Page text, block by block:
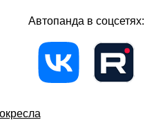
Автопанда в соцсетях: